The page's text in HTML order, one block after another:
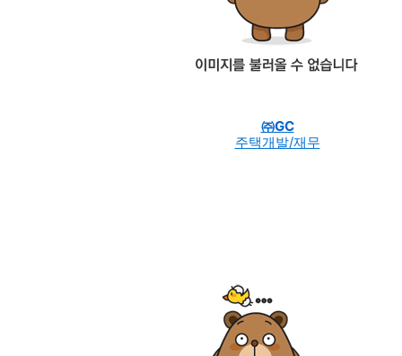
㈜GC
주택개발/재무